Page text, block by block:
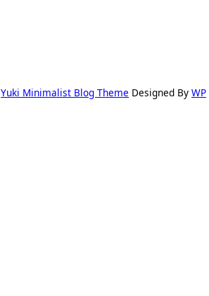
Yuki Minimalist Blog Theme Designed By WP